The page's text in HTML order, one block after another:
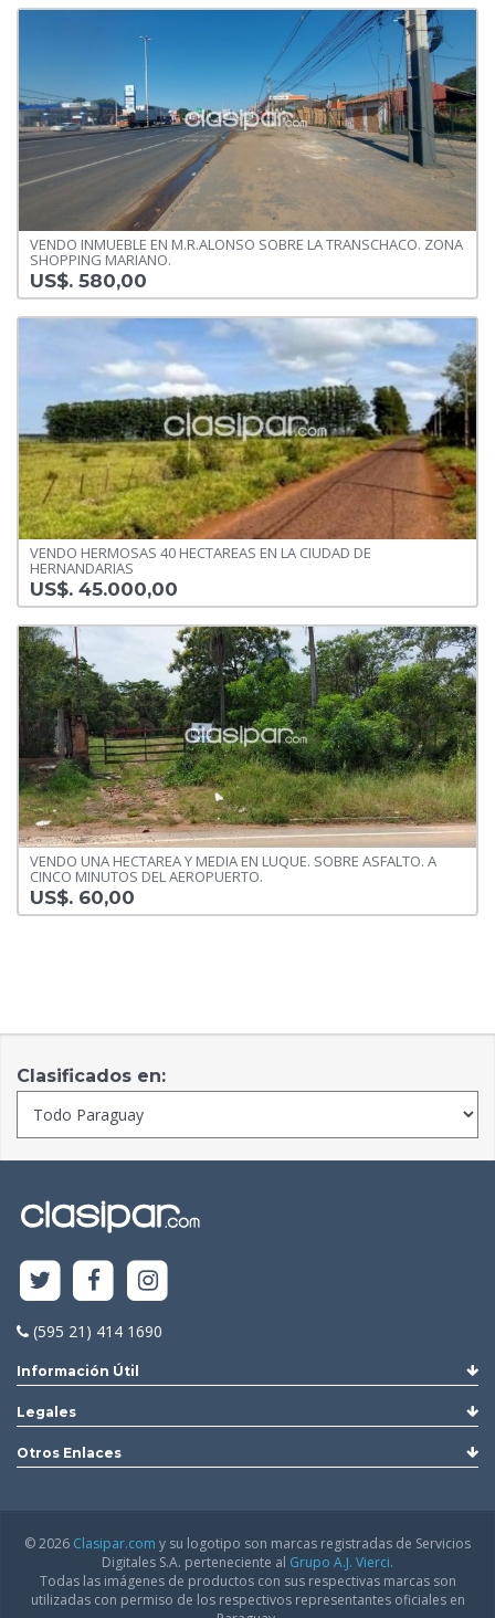
VENDO INMUEBLE EN M.R.ALONSO SOBRE LA TRANSCHACO. ZONA
SHOPPING MARIANO.
US$. 580,00
VENDO HERMOSAS 40 HECTAREAS EN LA CIUDAD DE
HERNANDARIAS
US$. 45.000,00
VENDO UNA HECTAREA Y MEDIA EN LUQUE. SOBRE ASFALTO. A
CINCO MINUTOS DEL AEROPUERTO.
US$. 60,00
Clasificados en:
(595 21) 414 1690
Información Útil
Legales
Otros Enlaces
© 2026 Clasipar.com y su logotipo son marcas registradas de Servicios
Digitales S.A. perteneciente al Grupo A.J. Vierci.
Todas las imágenes de productos con sus respectivas marcas son
utilizadas con permiso de los respectivos representantes oficiales en